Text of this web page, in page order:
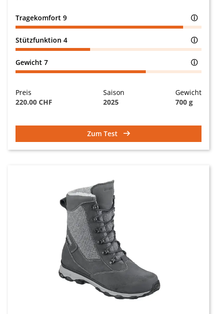
Tragekomfort 9 ⓘ
Stützfunktion 4 ⓘ
Gewicht 7 ⓘ
Preis
220.00 CHF
Saison
2025
Gewicht
700 g
Zum Test